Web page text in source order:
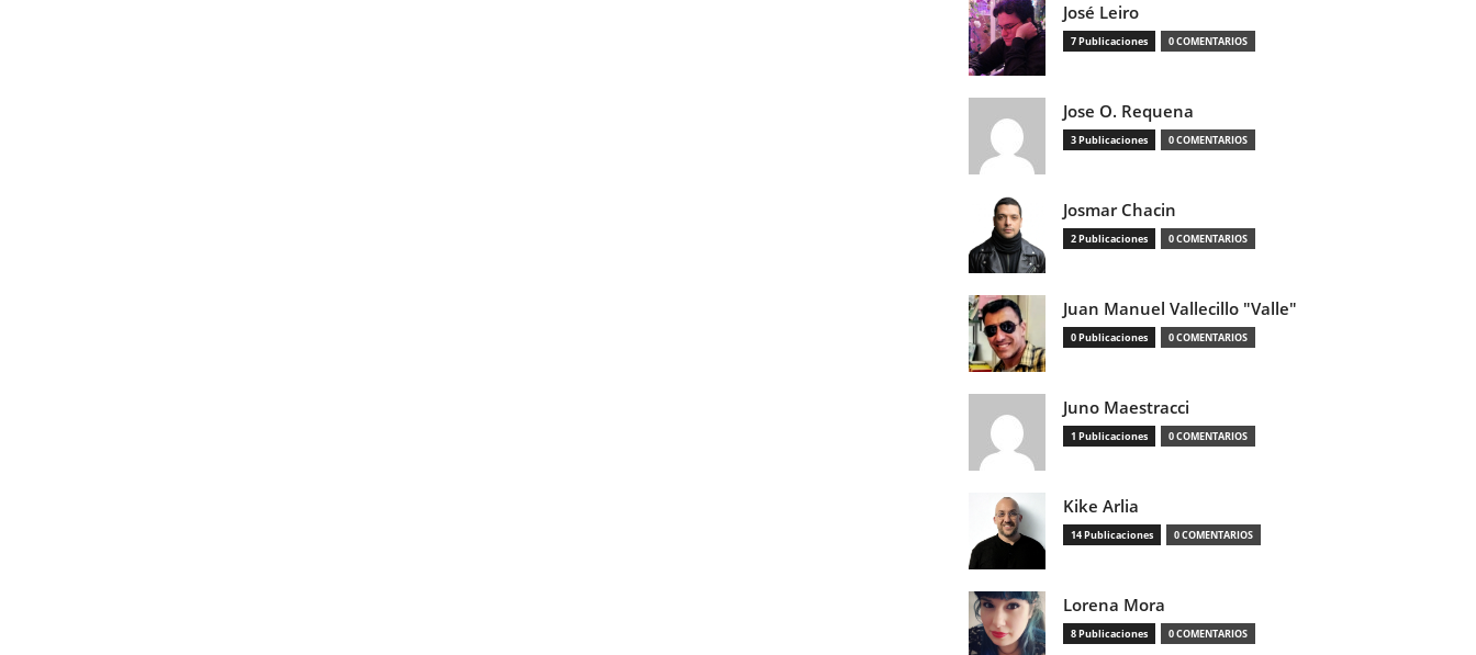
José Leiro
7 Publicaciones 0 COMENTARIOS
Jose O. Requena
3 Publicaciones 0 COMENTARIOS
Josmar Chacin
2 Publicaciones 0 COMENTARIOS
Juan Manuel Vallecillo "Valle"
0 Publicaciones 0 COMENTARIOS
Juno Maestracci
1 Publicaciones 0 COMENTARIOS
Kike Arlia
14 Publicaciones 0 COMENTARIOS
Lorena Mora
8 Publicaciones 0 COMENTARIOS